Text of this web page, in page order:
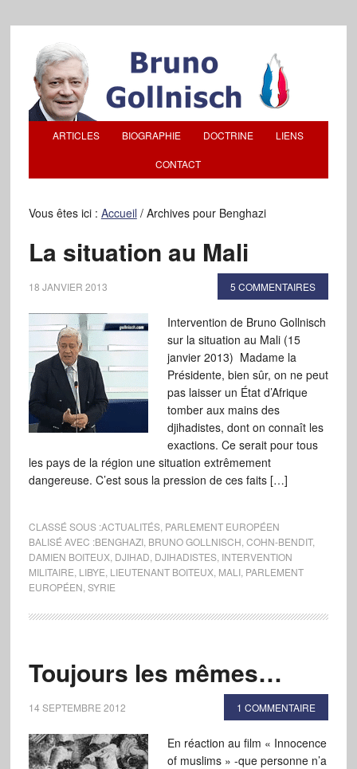
ARTICLES BIOGRAPHIE DOCTRINE LIENS
CONTACT
Vous êtes ici : Accueil /Archives pour Benghazi
La situation au Mali
18 JANVIER 2013 5 COMMENTAIRES
Intervention de Bruno Gollnisch
sur la situation au Mali (15
janvier 2013) Madame la
Présidente, bien sûr, on ne peut
pas laisser un État d’Afrique
tomber aux mains des
djihadistes, dont on connaît les
exactions. Ce serait pour tous
les pays de la région une situation extrêmement
dangereuse. C’est sous la pression de ces faits […]
CLASSÉ SOUS :ACTUALITÉS, PARLEMENT EUROPÉEN
BALISÉ AVEC :BENGHAZI, BRUNO GOLLNISCH COHN-BENDIT,
DAMIEN BOITEUX, DJIHAD DJIHADISTES, INTERVENTION
MILITAIRE LIBYE LIEUTENANT BOITEUX, MALI, PARLEMENT
EUROPÉEN SYRIE
Toujours les mêmes…
14 SEPTEMBRE 2012 1 COMMENTAIRE
En réaction au film « Innocence
of muslims » -que personne n’a